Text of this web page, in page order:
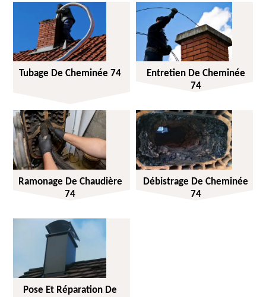
Tubage De Cheminée 74
Entretien De Cheminée
74
Ramonage De Chaudière
74
Débistrage De Cheminée
74
Pose Et Réparation De